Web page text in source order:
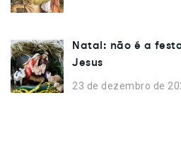
Natal: não é a
Jesus
23 de dezembro de